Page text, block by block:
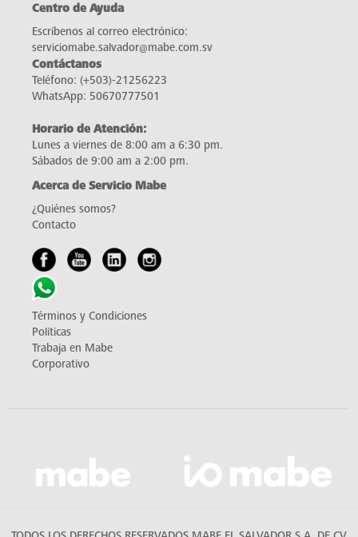
Centro de Ayuda
Escríbenos al correo electrónico:
serviciomabe.salvador@mabe.com.sv
Contáctanos
Teléfono: (+503)-21256223
WhatsApp: 50670777501
Horario de Atención:
Lunes a viernes de 8:00 am a 6:30 pm.
Sábados de 9:00 am a 2:00 pm.
Acerca de Servicio Mabe
¿Quiénes somos?
Contacto
Términos y Condiciones
Políticas
Trabaja en Mabe
Corporativo